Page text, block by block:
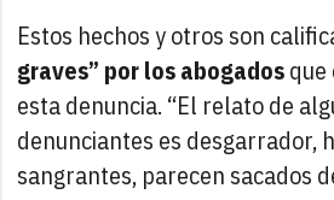
Estos hechos y otros son
graves” por los abogados
esta denuncia. “El relato de
denunciantes es desgarrador,
sangrantes, parecen sacados